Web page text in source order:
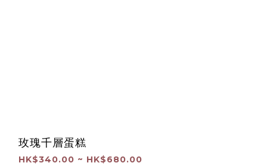
玫瑰千層蛋糕
HK$340.00 ~ HK$680.00